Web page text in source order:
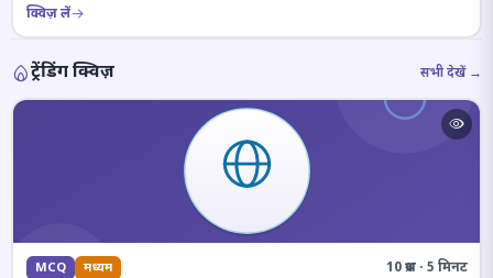
क्विज़ लें
ट्रेंडिंग क्विज़ सभी देखें →
MCQ मध्यम 10 प्रश्न · 5 मिनट